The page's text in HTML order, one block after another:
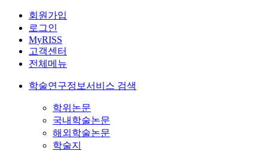
회원가입
로그인
MyRISS
고객센터
전체메뉴
학술연구정보서비스 검색
학위논문
국내학술논문
해외학술논문
학술지